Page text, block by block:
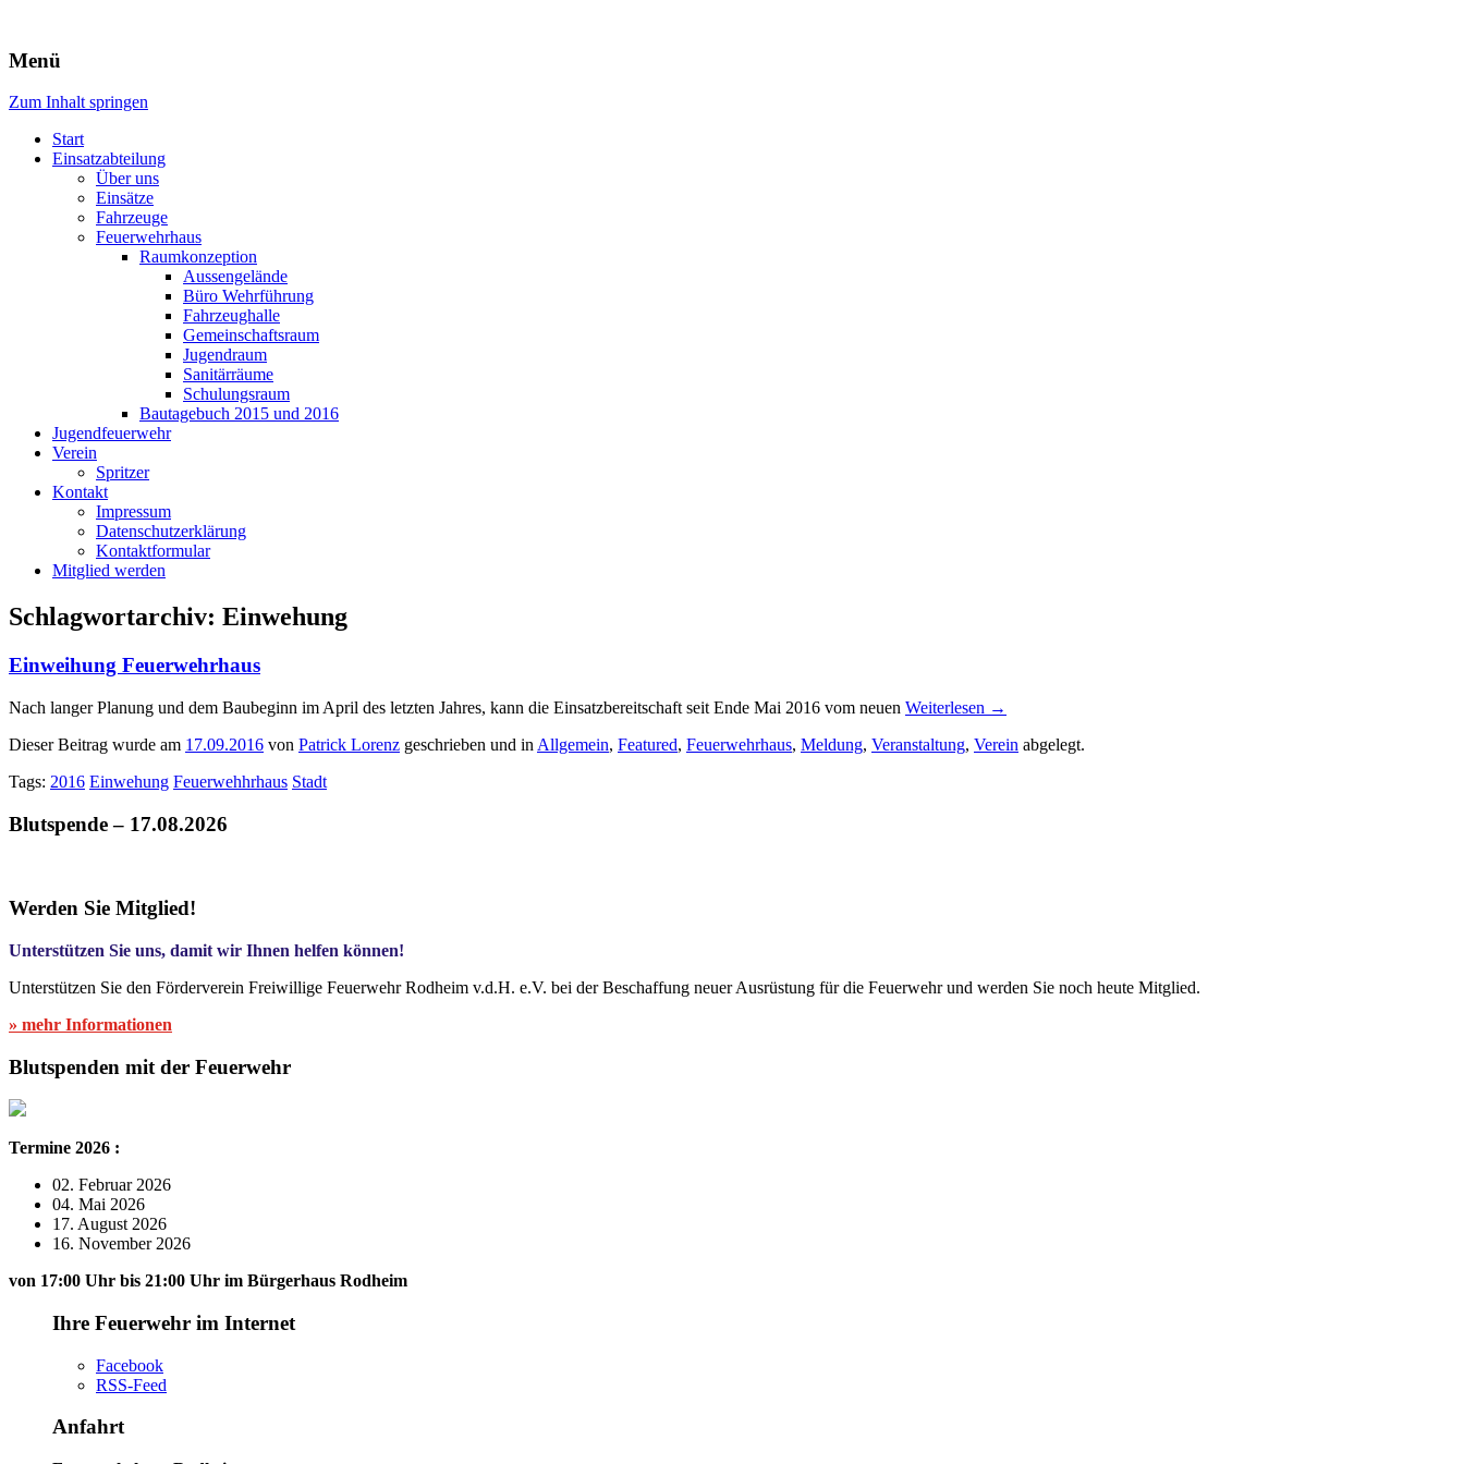
Freiwillige Feuerwehr Rodheim v.d.H.
Menü
Zum Inhalt springen
Start
Einsatzabteilung
Über uns
Einsätze
Fahrzeuge
Feuerwehrhaus
Raumkonzeption
Aussengelände
Büro Wehrführung
Fahrzeughalle
Gemeinschaftsraum
Jugendraum
Sanitärräume
Schulungsraum
Bautagebuch 2015 und 2016
Jugendfeuerwehr
Verein
Spritzer
Kontakt
Impressum
Datenschutzerklärung
Kontaktformular
Mitglied werden
Schlagwortarchiv: Einwehung
Einweihung Feuerwehrhaus
Nach langer Planung und dem Baubeginn im April des letzten Jahres, kann die Einsatzbereitschaft seit Ende Mai 2016 vom neuen Weiterlesen →
Dieser Beitrag wurde am 17.09.2016 von Patrick Lorenz geschrieben und in Allgemein, Featured, Feuerwehrhaus, Meldung, Veranstaltung, Verein abgelegt.
Tags: 2016 Einwehung Feuerwehhrhaus Stadt
Blutspende – 17.08.2026
Werden Sie Mitglied!
Unterstützen Sie uns, damit wir Ihnen helfen können!
Unterstützen Sie den Förderverein Freiwillige Feuerwehr Rodheim v.d.H. e.V. bei der Beschaffung neuer Ausrüstung für die Feuerwehr und werden Sie noch heute Mitglied.
» mehr Informationen
Blutspenden mit der Feuerwehr
Termine 2026 :
02. Februar 2026
04. Mai 2026
17. August 2026
16. November 2026
von 17:00 Uhr bis 21:00 Uhr im Bürgerhaus Rodheim
Ihre Feuerwehr im Internet
Facebook
RSS-Feed
Anfahrt